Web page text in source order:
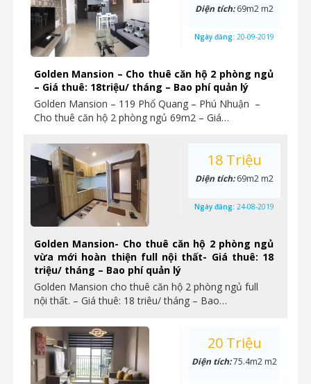
Golden Mansion – Cho thuê căn hộ 2 phòng ngủ
– Giá thuê: 18triệu/ tháng – Bao phí quản lý
Golden Mansion – 119 Phổ Quang – Phú Nhuận –
Cho thuê căn hộ 2 phòng ngủ 69m2 – Giá…
Diện tích:69m2 m2
Ngày đăng: 20-09-2019
Golden Mansion- Cho thuê căn hộ 2 phòng ngủ
vừa mới hoàn thiện full nội thất- Giá thuê: 18
triệu/ tháng – Bao phí quản lý
Golden Mansion cho thuê căn hộ 2 phòng ngủ full
nội thất. – Giá thuê: 18 triêu/ tháng – Bao…
18 Triệu
Diện tích:69m2 m2
Ngày đăng: 24-08-2019
20 Triệu
Diện tích:75.4m2 m2